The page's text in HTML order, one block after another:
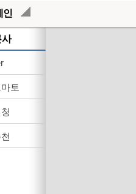
인
사
토